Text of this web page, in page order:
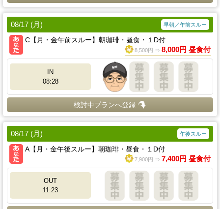
08/17 (月) 早朝／午前スルー
C【月・金午前スルー】朝珈琲・昼食・１D付
8,500円 ⇒ 8,000円 昼食付
IN
08:28
検討中プランへ登録
08/17 (月) 午後スルー
A【月・金午後スルー】朝珈琲・昼食・１D付
7,900円 ⇒ 7,400円 昼食付
OUT
11:23